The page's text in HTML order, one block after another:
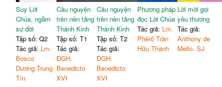
Suy Lời
Chúa, ngẫm
sự đời
Tập số: Q2
Tác giả: Lm.
Bosco
Dương Trung
Tín
Cầu nguyện
trên nền tảng
Thánh Kinh
Tập số: T1
Tác giả:
ĐGH.
Benedicto
XVI
Cầu nguyện
trên nền tảng
Thánh Kinh
Tập số: T2
Tác giả:
ĐGH.
Benedicto
XVI
Phương pháp
đọc Lời Chúa
Tác giả: Lm.
Phêrô Trần
Hữu Thành
Lời mời gọi
yêu thương
Tác giả:
Anthony de
Mello, SJ